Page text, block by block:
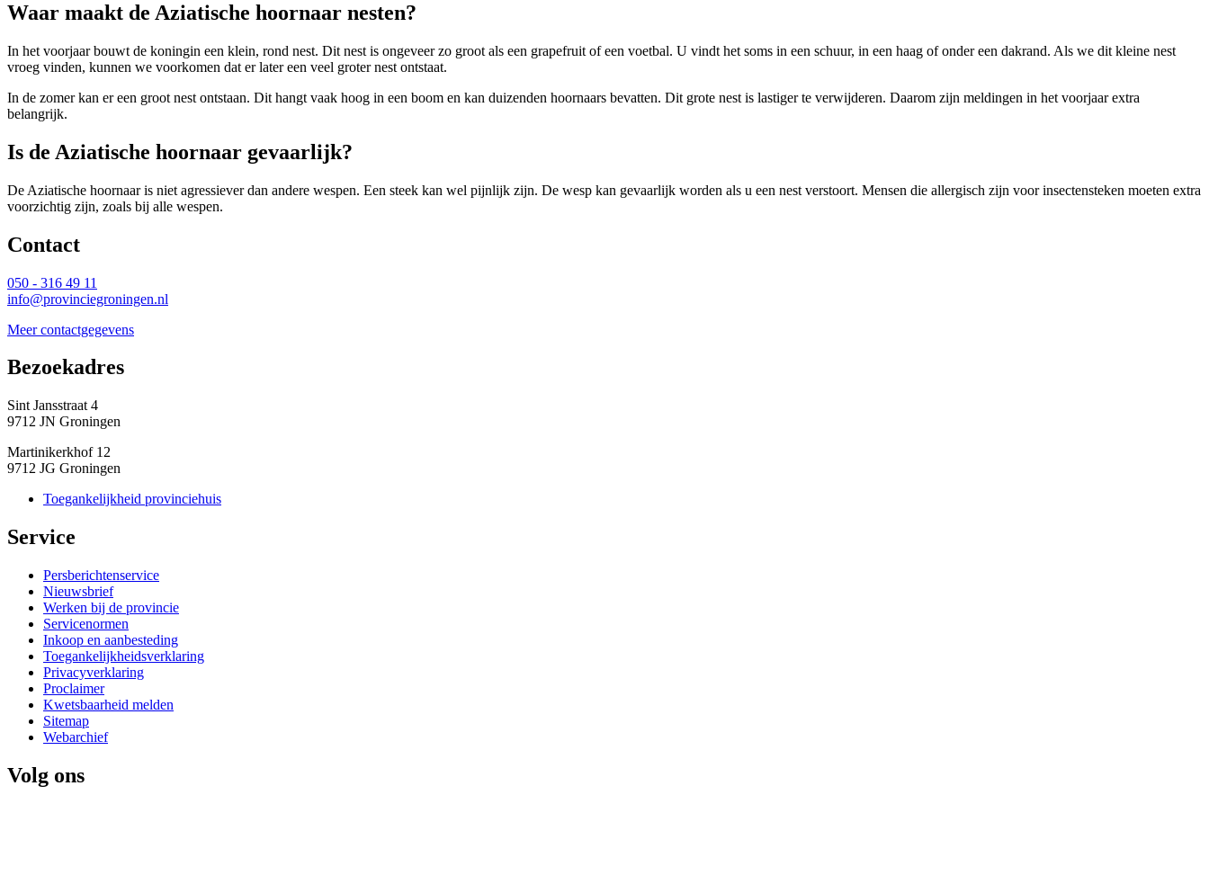
Waar maakt de Aziatische hoornaar nesten?
In het voorjaar bouwt de koningin een klein, rond nest. Dit nest is ongeveer zo groot als een grapefruit of een voetbal. U vindt het soms in een schuur, in een haag of onder een dakrand. Als we dit kleine nest
vroeg vinden, kunnen we voorkomen dat er later een veel groter nest ontstaat.
In de zomer kan er een groot nest ontstaan. Dit hangt vaak hoog in een boom en kan duizenden hoornaars bevatten. Dit grote nest is lastiger te verwijderen. Daarom zijn meldingen in het voorjaar extra
belangrijk.
Is de Aziatische hoornaar gevaarlijk?
De Aziatische hoornaar is niet agressiever dan andere wespen. Een steek kan wel pijnlijk zijn. De wesp kan gevaarlijk worden als u een nest verstoort. Mensen die allergisch zijn voor insectensteken moeten extra
voorzichtig zijn, zoals bij alle wespen.
Contact
050 - 316 49 11
info@provinciegroningen.nl
Meer contactgegevens
Bezoekadres
Sint Jansstraat 4
9712 JN Groningen
Martinikerkhof 12
9712 JG Groningen
Toegankelijkheid provinciehuis
Service
Persberichtenservice
Nieuwsbrief
Werken bij de provincie
Servicenormen
Inkoop en aanbesteding
Toegankelijkheidsverklaring
Privacyverklaring
Proclaimer
Kwetsbaarheid melden
Sitemap
Webarchief
Volg ons